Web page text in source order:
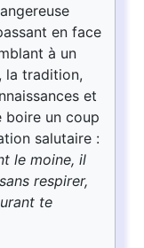
en face
à un
la tradition,
et
boire un coup
salutaire :
le moine, il
respirer,
te